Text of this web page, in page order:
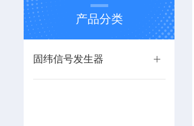
产品分类
固纬信号发生器